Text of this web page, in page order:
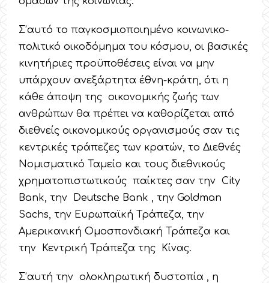
Σ’αυτό το παγκοσμιοποιημένο κοινωνικο-
πολιτικό οικοδόμημα του κόσμου, οι βασικές
κινητήριες προϋποθέσεις είναι να μην
υπάρχουν ανεξάρτητα έθνη-κράτη, ότι η
κάθε άποψη της οικονομικής ζωής των
ανθρώπων θα πρέπει να καθορίζεται από
διεθνείς οικονομικούς οργανισμούς σαν τις
κεντρικές τράπεζες των κρατών, το Διεθνές
Νομισματικό Ταμείο και τους διεθνικούς
χρηματοπιστωτικούς παίκτες σαν την City
Bank, την Deutsche Bank , την Goldman
Sachs, την Ευρωπαϊκή Τράπεζα, την
Αμερικανική Ομοσπονδιακή Τράπεζα και
την Κεντρική Τράπεζα της Κίνας.
Σ’αυτή την ολοκληρωτική δυστοπία , η